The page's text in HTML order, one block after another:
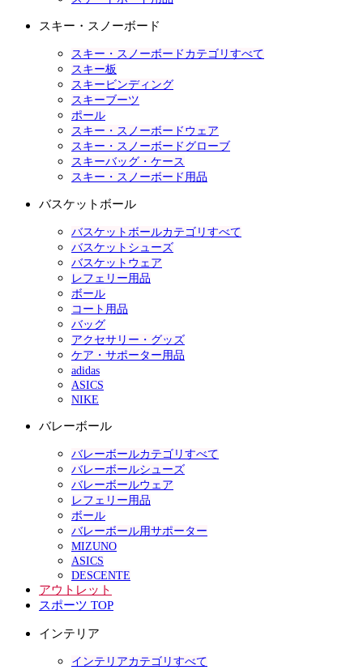
スキー・スノーボード
スキー・スノーボードカテゴリすべて
スキー板
スキービンディング
スキーブーツ
ポール
スキー・スノーボードウェア
スキー・スノーボードグローブ
スキーバッグ・ケース
スキー・スノーボード用品
バスケットボール
バスケットボールカテゴリすべて
バスケットシューズ
バスケットウェア
レフェリー用品
ボール
コート用品
バッグ
アクセサリー・グッズ
ケア・サポーター用品
adidas
ASICS
NIKE
バレーボール
バレーボールカテゴリすべて
バレーボールシューズ
バレーボールウェア
レフェリー用品
ボール
バレーボール用サポーター
MIZUNO
ASICS
DESCENTE
アウトレット
スポーツ TOP
インテリア
インテリアカテゴリすべて